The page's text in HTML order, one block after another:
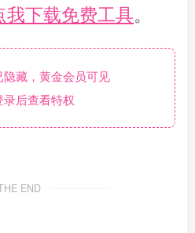
我下载免费工具。
藏，黄金会员可见
后查看特权
END